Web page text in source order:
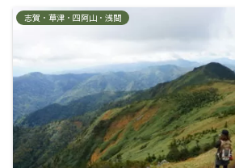
志賀・草津・四阿山・浅間